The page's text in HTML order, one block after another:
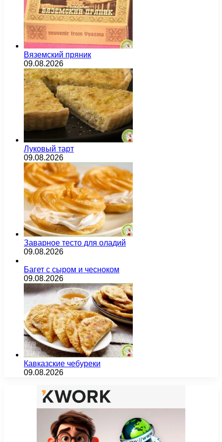
Вяземский пряник
09.08.2026
Луковый тарт
09.08.2026
Заварное тесто для оладий
09.08.2026
Багет с сыром и чесноком
09.08.2026
Кавказские чебуреки
09.08.2026